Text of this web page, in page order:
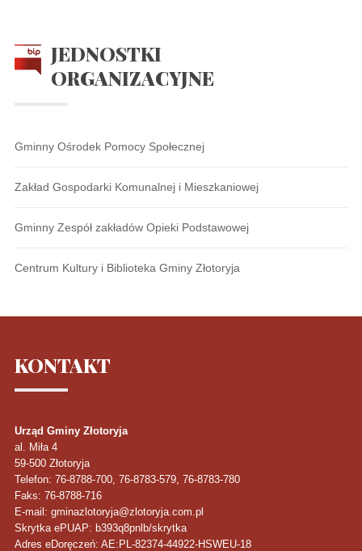
JEDNOSTKI
ORGANIZACYJNE
Gminny Ośrodek Pomocy Społecznej
Zakład Gospodarki Komunalnej i Mieszkaniowej
Gminny Zespół zakładów Opieki Podstawowej
Centrum Kultury i Biblioteka Gminy Złotoryja
KONTAKT
Urząd Gminy Złotoryja
al. Miła 4
59-500 Złotoryja
Telefon: 76-8788-700, 76-8783-579, 76-8783-780
Faks: 76-8788-716
E-mail: gminazlotoryja@zlotoryja.com.pl
Skrytka ePUAP: b393q8pnlb/skrytka
Adres eDoręczeń: AE:PL-82374-44922-HSWEU-18